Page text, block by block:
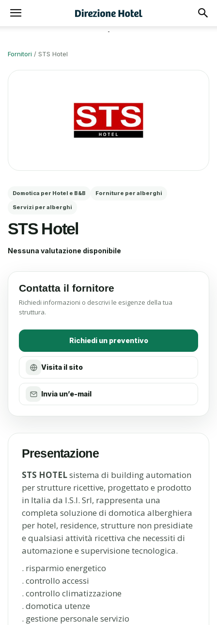
-
Fornitori / STS Hotel
Domotica per Hotel e B&B Forniture per alberghi
Servizi per alberghi
STS Hotel
Nessuna valutazione disponibile
Contatta il fornitore
Richiedi informazioni o descrivi le esigenze della tua
struttura.
Richiedi un preventivo
Visita il sito
Invia un’e-mail
Presentazione
STS HOTELsistema di building automation
per strutture ricettive, progettato e prodotto
in Italia da I.S.I. Srl, rappresenta una
completa soluzione di domotica alberghiera
per hotel, residence, strutture non presidiate
e qualsiasi attività ricettiva che necessiti di
automazione e supervisione tecnologica.
. risparmio energetico
. controllo accessi
. controllo climatizzazione
. domotica utenze
. gestione personale servizio